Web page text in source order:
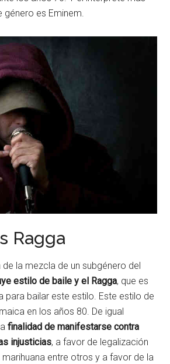
es Eminem.
Ragga
la mezcla de un subgénero del
estilo de baile y el Ragga, que es
para bailar este estilo. Este estilo de
en los años 80. De igual
finalidad de manifestarse contra
injusticias, a favor de legalización
entre otros y a favor de la